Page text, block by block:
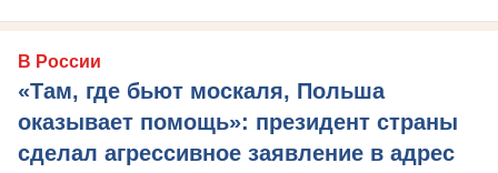
В России
«Там, где бьют москаля, Польша
оказывает помощь»: президент страны
сделал агрессивное заявление в адрес